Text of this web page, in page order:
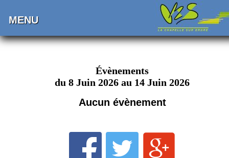
MENU
Évènements
du 8 Juin 2026 au 14 Juin 2026
Aucun évènement